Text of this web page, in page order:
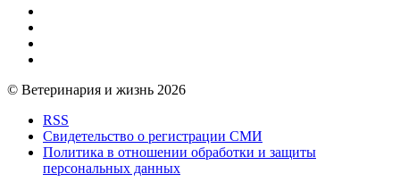
© Ветеринария и жизнь 2026
RSS
Свидетельство о регистрации СМИ
Политика в отношении обработки и защиты
персональных данных